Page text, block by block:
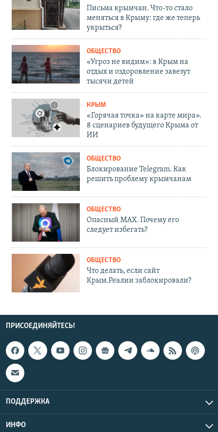
Письма крымчан. Что-то стало
меняться в Крыму: где же теперь
укрыться?
ОБЩЕСТВО
«Угроз не видим»: в Крым на
отдых и оздоровление завезут
тысячи детей
КРЫМ
«Горячая точка» на карте мира».
8 сценариев будущего Крыма от
ИИ
ОБЩЕСТВО
Блокирование Telegram. Как
решить проблему крымчанам
ОБЩЕСТВО
Опасный MAX. Почему его
следует избегать?
ОБЩЕСТВО
Что делать, если сайт
Крым.Реалии заблокировали?
ПРИСОЕДИНЯЙТЕСЬ!
ПОДДЕРЖКА
ИНФО